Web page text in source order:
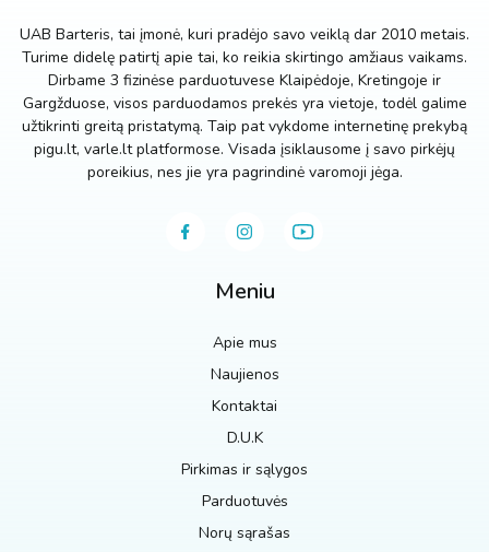
UAB Barteris, tai įmonė, kuri pradėjo savo veiklą dar 2010 metais.
Turime didelę patirtį apie tai, ko reikia skirtingo amžiaus vaikams.
Dirbame 3 fizinėse parduotuvese Klaipėdoje, Kretingoje ir
Gargžduose, visos parduodamos prekės yra vietoje, todėl galime
užtikrinti greitą pristatymą. Taip pat vykdome internetinę prekybą
pigu.lt, varle.lt platformose. Visada įsiklausome į savo pirkėjų
poreikius, nes jie yra pagrindinė varomoji jėga.
Meniu
Apie mus
Naujienos
Kontaktai
D.U.K
Pirkimas ir sąlygos
Parduotuvės
Norų sąrašas